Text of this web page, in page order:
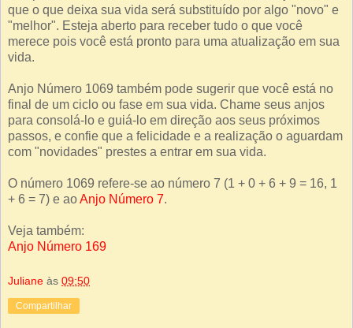
que o que deixa sua vida será substituído por algo "novo" e
"melhor". Esteja aberto para receber tudo o que você
merece pois você está pronto para uma atualização em sua
vida.
Anjo Número 1069 também pode sugerir que você está no
final de um ciclo ou fase em sua vida. Chame seus anjos
para consolá-lo e guiá-lo em direção aos seus próximos
passos, e confie que a felicidade e a realização o aguardam
com "novidades" prestes a entrar em sua vida.
O número 1069 refere-se ao número 7 (1 + 0 + 6 + 9 = 16, 1
+ 6 = 7) e aoAnjo Número 7.
Veja também:
Anjo Número 169
Juliane às 09:50
Compartilhar